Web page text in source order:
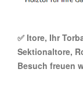
✅ Itore, Ihr
Sektionaltore,
Besuch freuen